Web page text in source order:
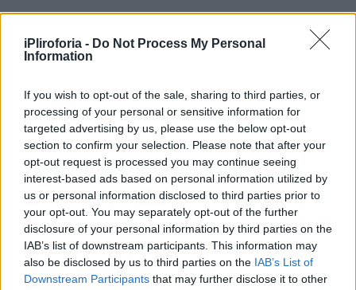
iPliroforia - Do Not Process My Personal
Information
If you wish to opt-out of the sale, sharing to third parties, or
processing of your personal or sensitive information for
targeted advertising by us, please use the below opt-out
section to confirm your selection. Please note that after your
opt-out request is processed you may continue seeing
interest-based ads based on personal information utilized by
us or personal information disclosed to third parties prior to
your opt-out. You may separately opt-out of the further
disclosure of your personal information by third parties on the
IAB’s list of downstream participants. This information may
also be disclosed by us to third parties on the IAB’s List of
Downstream Participants that may further disclose it to other
Κουζίνα
Ζώδια
Pet
Πίστη
ΕΛΛΑΔΑ
Καλά νέα για τους φοιτητές: Έως 148
ευρώ την εβδομάδα «στην τσέπη» με το
νέο πρόγραμμα της ΔΥΠΑ – Πότε